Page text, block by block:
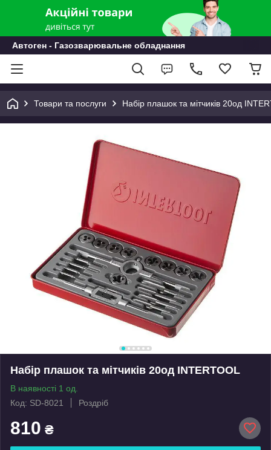
Автоген - Газозварювальне обладнання
Товари та послуги Набір плашок та мітчиків 20од
Набір плашок та мітчиків 20од INTERTOOL
В наявності 1 од.
Код: SD-8021
Роздріб
810 ₴